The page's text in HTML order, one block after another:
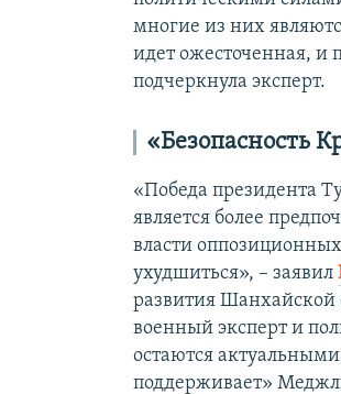
многие из них
идет ожесточенная, и
подчеркнула эксперт.
«Безопасность
«Победа президента
является более
власти
ухудшиться», – заявил
развития Шанхайской
военный эксперт и
остаются
поддерживает»